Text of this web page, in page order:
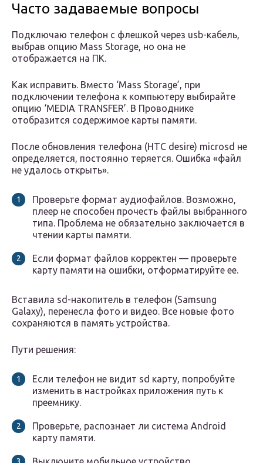
Часто задаваемые вопросы
Подключаю телефон с флешкой через usb-кабель,
выбрав опцию Mass Storage, но она не
отображается на ПК.
Как исправить. Вместо ‘Mass Storage’, при
подключении телефона к компьютеру выбирайте
опцию ‘MEDIA TRANSFER’. В Проводнике
отобразится содержимое карты памяти.
После обновления телефона (HTC desire) microsd не
определяется, постоянно теряется. Ошибка «файл
не удалось открыть».
Проверьте формат аудиофайлов. Возможно,
плеер не способен прочесть файлы выбранного
типа. Проблема не обязательно заключается в
чтении карты памяти.
Если формат файлов корректен — проверьте
карту памяти на ошибки, отформатируйте ее.
Вставила sd-накопитель в телефон (Samsung
Galaxy), перенесла фото и видео. Все новые фото
сохраняются в память устройства.
Пути решения:
Если телефон не видит sd карту, попробуйте
изменить в настройках приложения путь к
преемнику.
Проверьте, распознает ли система Android
карту памяти.